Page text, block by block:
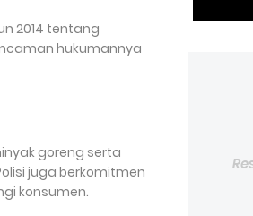
2014 tentang
hukumannya
goreng serta
juga berkomitmen
konsumen.